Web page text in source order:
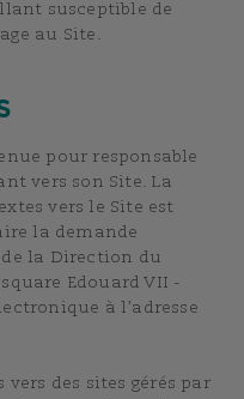
susceptible de
au Site.
pour responsable
vers son Site. La
vers le Site est
la demande
la Direction du
Edouard VII -
à l’adresse
des sites gérés par